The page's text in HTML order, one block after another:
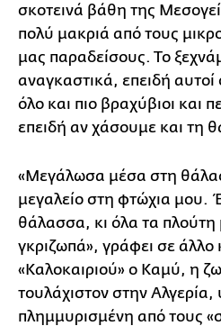
σκοτεινά βάθη της
πολύ μακριά από τους
μας παραδείσους. Το
αναγκαστικά, επειδή αυτοί
όλο και πιο βραχύβιοι και
επειδή αν χάσουμε και
«Μεγάλωσα μέσα στη
μεγαλείο στη φτώχια μου.
θάλασσα, κι όλα τα
γκριζωπά», γράφει σε άλλο
«Καλοκαιριού» ο Καμύ, η
τουλάχιστον στην Αλγερία,
πλημμυρισμένη από τους